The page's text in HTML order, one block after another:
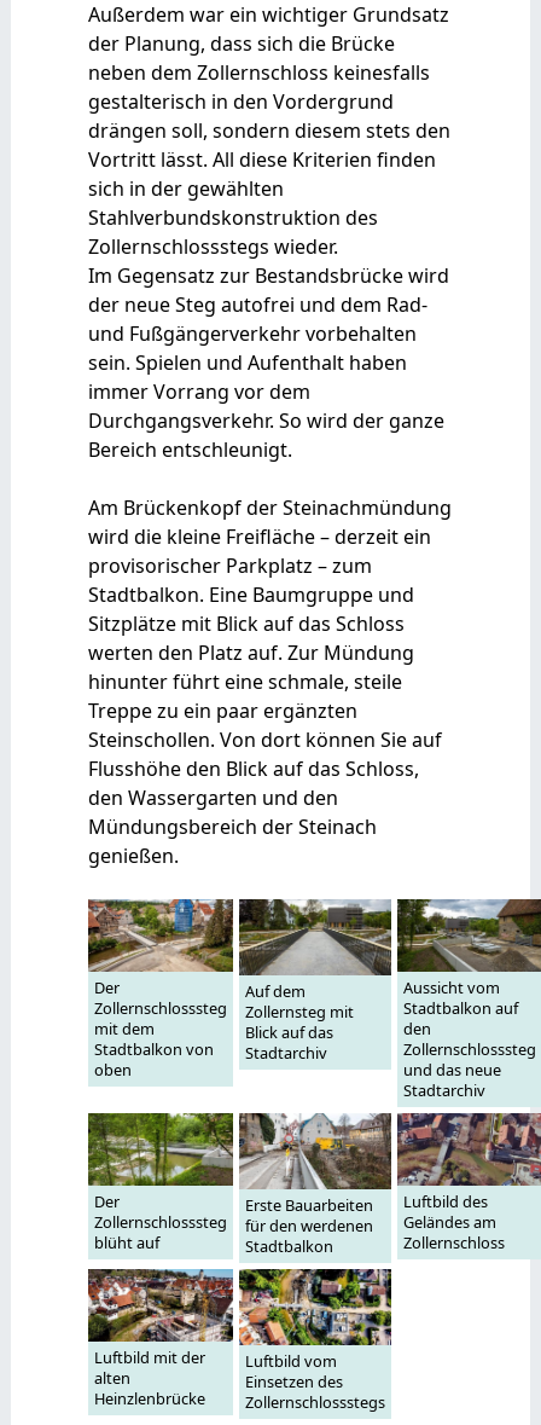
Außerdem war ein wichtiger Grundsatz
der Planung, dass sich die Brücke
neben dem Zollernschloss keinesfalls
gestalterisch in den Vordergrund
drängen soll, sondern diesem stets den
Vortritt lässt. All diese Kriterien finden
sich in der gewählten
Stahlverbundskonstruktion des
Zollernschlossstegs wieder.
Im Gegensatz zur Bestandsbrücke wird
der neue Steg autofrei und dem Rad-
und Fußgängerverkehr vorbehalten
sein. Spielen und Aufenthalt haben
immer Vorrang vor dem
Durchgangsverkehr. So wird der ganze
Bereich entschleunigt.
Am Brückenkopf der Steinachmündung
wird die kleine Freifläche – derzeit ein
provisorischer Parkplatz – zum
Stadtbalkon. Eine Baumgruppe und
Sitzplätze mit Blick auf das Schloss
werten den Platz auf. Zur Mündung
hinunter führt eine schmale, steile
Treppe zu ein paar ergänzten
Steinschollen. Von dort können Sie auf
Flusshöhe den Blick auf das Schloss,
den Wassergarten und den
Mündungsbereich der Steinach
genießen.
Der
Zollernschlosssteg
mit dem
Stadtbalkon von
oben
Auf dem
Zollernsteg mit
Blick auf das
Stadtarchiv
Aussicht vom
Stadtbalkon auf
den
Zollernschlosssteg
und das neue
Stadtarchiv
Der
Zollernschlosssteg
blüht auf
Erste Bauarbeiten
für den werdenen
Stadtbalkon
Luftbild des
Geländes am
Zollernschloss
Luftbild mit der
alten
Heinzlenbrücke
Luftbild vom
Einsetzen des
Zollernschlossstegs